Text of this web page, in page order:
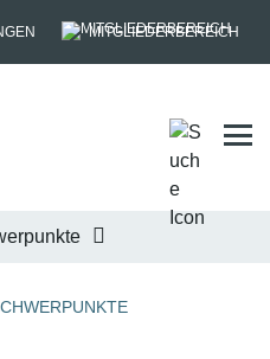
MITGLIEDERBEREICH